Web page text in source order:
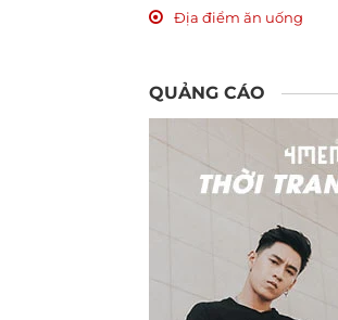
Địa điểm ăn uống
QUẢNG CÁO